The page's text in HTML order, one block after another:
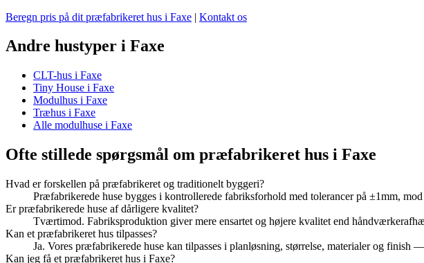
Beregn pris på dit præfabrikeret hus i Faxe | Kontakt os
Andre hustyper i Faxe
CLT-hus i Faxe
Tiny House i Faxe
Modulhus i Faxe
Træhus i Faxe
Alle modulhuse i Faxe
Ofte stillede spørgsmål om præfabrikeret hus i Faxe
Hvad er forskellen på præfabrikeret og traditionelt byggeri?
Præfabrikerede huse bygges i kontrollerede fabriksforhold med tolerancer på ±1mm,
Er præfabrikerede huse af dårligere kvalitet?
Tværtimod. Fabriksproduktion giver mere ensartet og højere kvalitet end
Kan et præfabrikeret hus tilpasses?
Ja. Vores præfabrikerede huse kan tilpasses i planløsning, størrelse, materialer og finish
Kan jeg få et præfabrikeret hus i Faxe?